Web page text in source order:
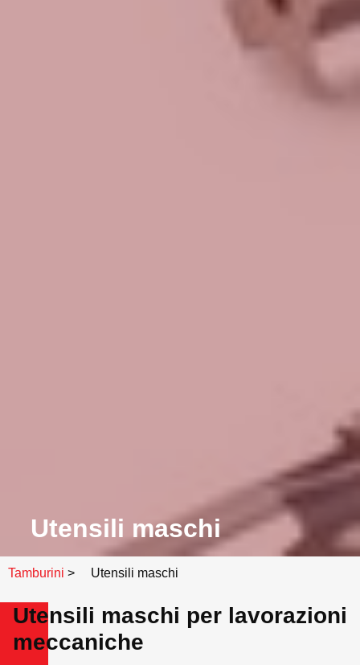
Utensili maschi
Tamburini > Utensili maschi
Utensili maschi per lavorazioni
meccaniche